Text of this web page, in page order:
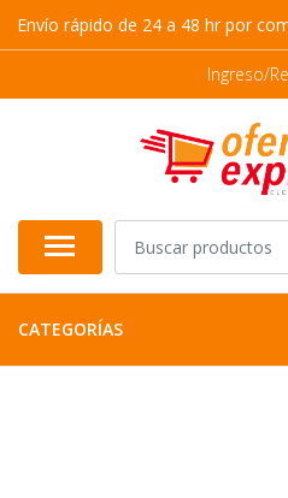
Envío rápido de 24 a 48 hr por
Ingreso/
CATEGORÍAS